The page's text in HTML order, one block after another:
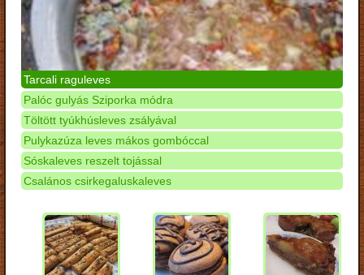
Tarcali raguleves
Palóc gulyás Sziporka módra
Töltött tyúkhúsleves zsályával
Pulykazúza leves mákos gombóccal
Sóskaleves reszelt tojással
Csalános csirkegaluskaleves